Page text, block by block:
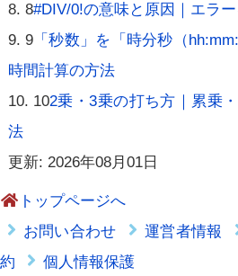
8#DIV/0!の意味と原因｜エラ
9「秒数」を「時分秒（
時間計算の方法
102乗・3乗の打ち方｜累乗
法
更新: 2026年08月01日
トップページへ
お問い合わせ
運営者情報
約
個人情報保護